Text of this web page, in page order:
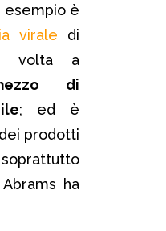
esempio è
virale di
volta a
di
; ed è
prodotti
ha